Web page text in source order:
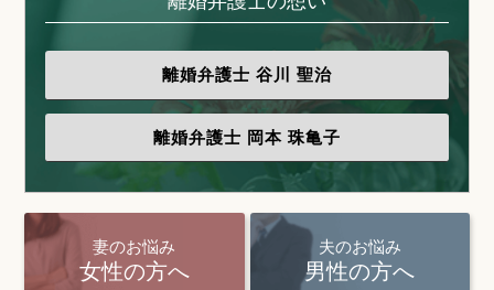
離婚弁護士 谷川 聖治
離婚弁護士 岡本 珠亀子
妻のお悩み
女性の方へ
夫のお悩み
男性の方へ